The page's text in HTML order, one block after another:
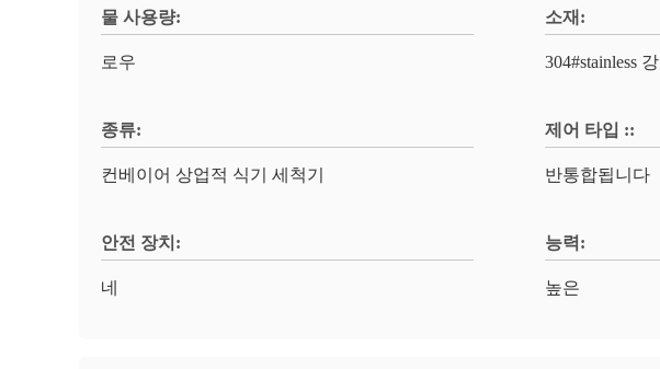
물 사용량:
로우
소재:
304#stainless
종류:
컨베이어 상업적 식기 세척기
제어 타입 ::
반통합됩니다
안전 장치:
네
능력:
높은